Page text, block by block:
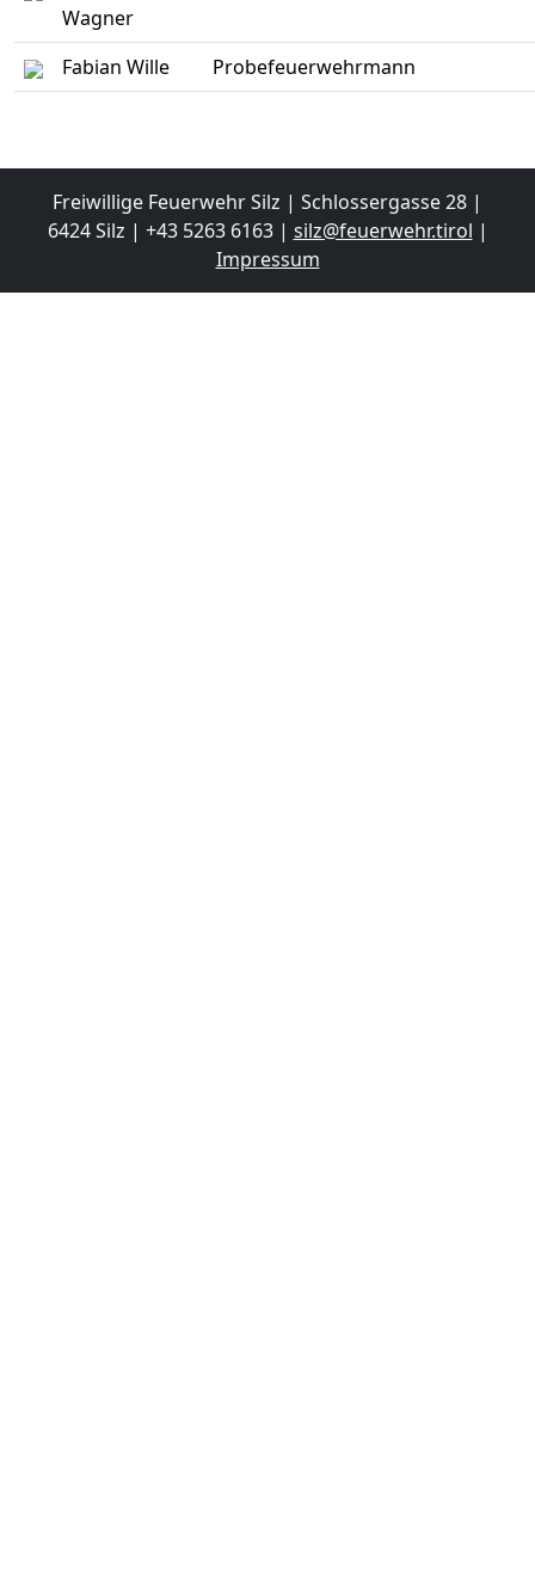
Wagner
Fabian Wille Probefeuerwehrmann
Freiwillige Feuerwehr Silz | Schlossergasse 28 |
6424 Silz | +43 5263 6163 | silz@feuerwehr.tirol |
Impressum